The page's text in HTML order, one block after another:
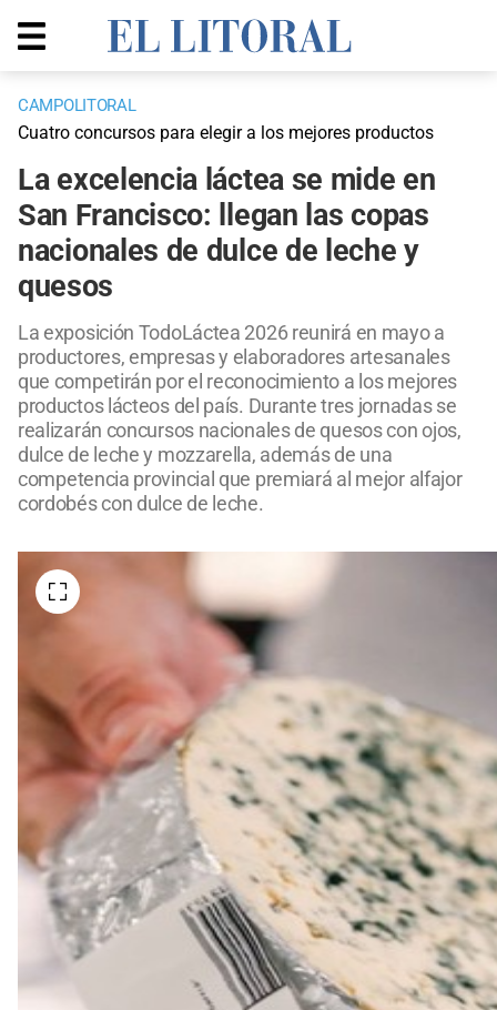
CAMPOLITORAL
Cuatro concursos para elegir a los mejores productos
La excelencia láctea se mide en
San Francisco: llegan las copas
nacionales de dulce de leche y
quesos
La exposición TodoLáctea 2026 reunirá en mayo a
productores, empresas y elaboradores artesanales
que competirán por el reconocimiento a los mejores
productos lácteos del país. Durante tres jornadas se
realizarán concursos nacionales de quesos con ojos,
dulce de leche y mozzarella, además de una
competencia provincial que premiará al mejor alfajor
cordobés con dulce de leche.